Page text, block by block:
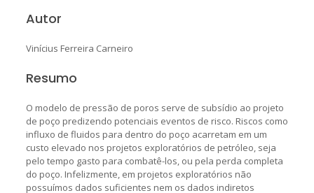
Autor
Vinícius Ferreira Carneiro
Resumo
O modelo de pressão de poros serve de subsídio ao projeto
de poço predizendo potenciais eventos de risco. Riscos como
influxo de fluidos para dentro do poço acarretam em um
custo elevado nos projetos exploratórios de petróleo, seja
pelo tempo gasto para combatê-los, ou pela perda completa
do poço. Infelizmente, em projetos exploratórios não
possuímos dados suficientes nem os dados indiretos